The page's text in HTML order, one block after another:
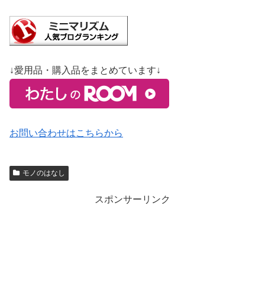
↓愛用品・購入品をまとめています↓
お問い合わせはこちらから
モノのはなし
スポンサーリンク